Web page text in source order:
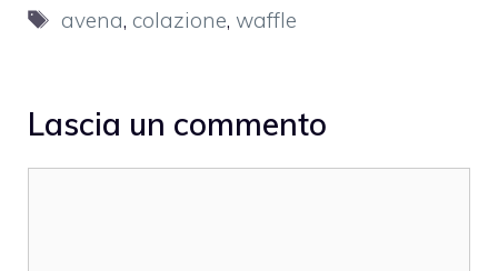
Tag
avena, colazione,waffle
Lascia un commento